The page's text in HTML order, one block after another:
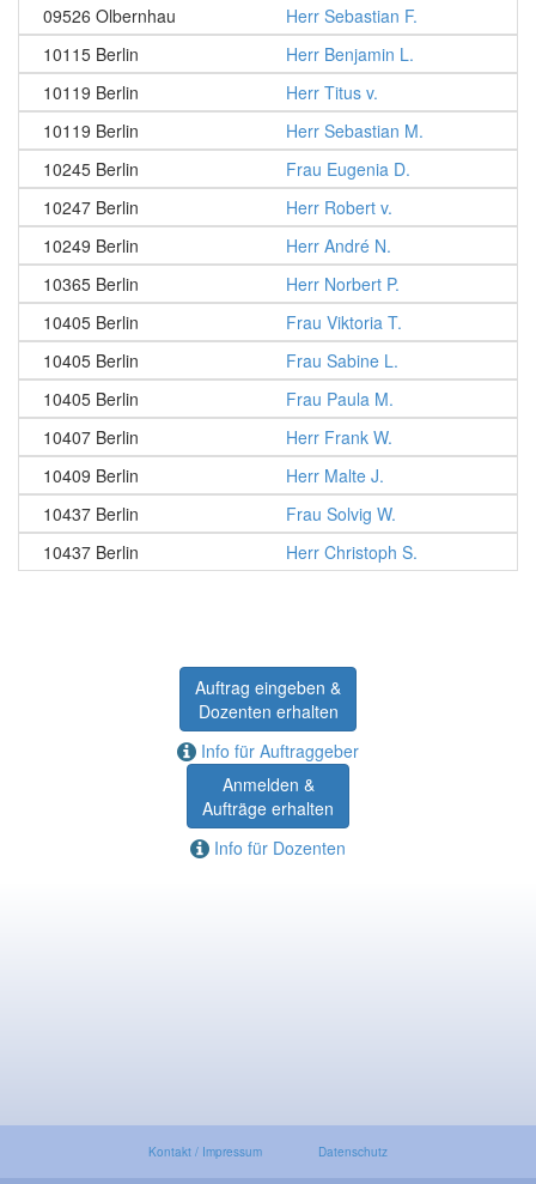
09526 Olbernhau
Herr Sebastian F.
10115 Berlin
Herr Benjamin L.
10119 Berlin
Herr Titus v.
10119 Berlin
Herr Sebastian M.
10245 Berlin
Frau Eugenia D.
10247 Berlin
Herr Robert v.
10249 Berlin
Herr André N.
10365 Berlin
Herr Norbert P.
10405 Berlin
Frau Viktoria T.
10405 Berlin
Frau Sabine L.
10405 Berlin
Frau Paula M.
10407 Berlin
Herr Frank W.
10409 Berlin
Herr Malte J.
10437 Berlin
Frau Solvig W.
10437 Berlin
Herr Christoph S.
Auftrag eingeben &
Dozenten erhalten
Info für Auftraggeber
Anmelden &
Aufträge erhalten
Info für Dozenten
Kontakt / Impressum Datenschutz